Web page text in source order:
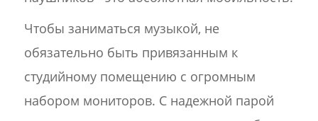
Чтобы заниматься музыкой, не
обязательно быть привязанным к
студийному помещению с огромным
набором мониторов. С надежной парой